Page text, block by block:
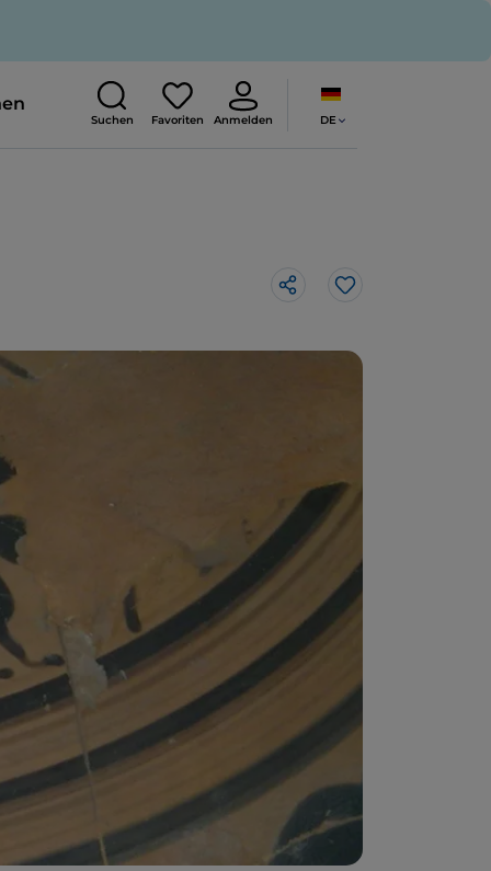
Suchen Favoriten Anmelden DE
Like